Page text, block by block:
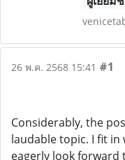
26 พ.ค. 2568 15:41 #1
Considerably, the
laudable topic. I fit
eagerly look forward